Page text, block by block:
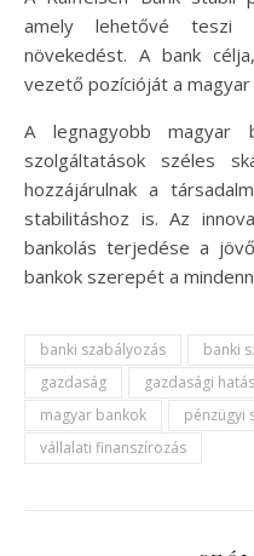
amely lehetővé teszi
növekedést. A bank
vezető pozícióját a magyar
A legnagyobb magyar
szolgáltatások széles
hozzájárulnak a
stabilitáshoz is. Az
bankolás terjedése a
bankok szerepét a
banki szabályozás banki
gazdaság
gazdasági
magyar bankok
pénzügyi
vállalati finanszírozás